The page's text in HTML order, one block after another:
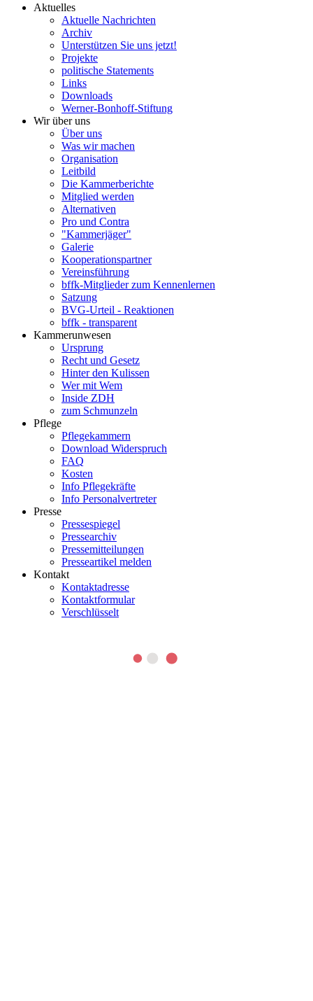
Aktuelles
Aktuelle Nachrichten
Archiv
Unterstützen Sie uns jetzt!
Projekte
politische Statements
Links
Downloads
Werner-Bonhoff-Stiftung
Wir über uns
Über uns
Was wir machen
Organisation
Leitbild
Die Kammerberichte
Mitglied werden
Alternativen
Pro und Contra
"Kammerjäger"
Galerie
Kooperationspartner
Vereinsführung
bffk-Mitglieder zum Kennenlernen
Satzung
BVG-Urteil - Reaktionen
bffk - transparent
Kammerunwesen
Ursprung
Recht und Gesetz
Hinter den Kulissen
Wer mit Wem
Inside ZDH
zum Schmunzeln
Pflege
Pflegekammern
Download Widerspruch
FAQ
Kosten
Info Pflegekräfte
Info Personalvertreter
Presse
Pressespiegel
Pressearchiv
Pressemitteilungen
Presseartikel melden
Kontakt
Kontaktadresse
Kontaktformular
Verschlüsselt